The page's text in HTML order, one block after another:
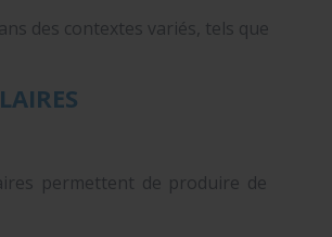
des contextes variés, tels que
permettent de produire de